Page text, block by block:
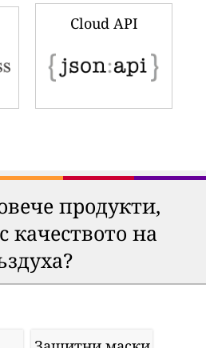
Cloud API
продукти,
качеството на